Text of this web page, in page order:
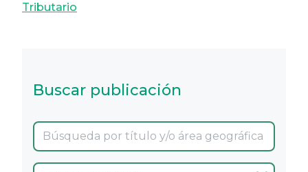
Tributario
Buscar publicación